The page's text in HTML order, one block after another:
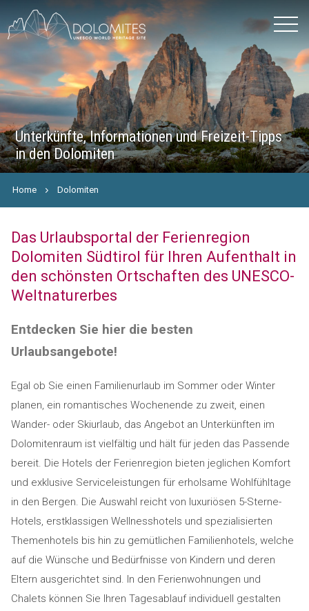
Unterkünfte, Informationen und Freizeit-Tipps
in den Dolomiten
Home Dolomiten
Das Urlaubsportal der Ferienregion
Dolomiten Südtirol für Ihren Aufenthalt in
den schönsten Ortschaften des UNESCO-
Weltnaturerbes
Entdecken Sie hier die besten
Urlaubsangebote!
Egal ob Sie einen Familienurlaub im Sommer oder Winter
planen, ein romantisches Wochenende zu zweit, einen
Wander- oder Skiurlaub, das Angebot an Unterkünften im
Dolomitenraum ist vielfältig und hält für jeden das Passende
bereit. Die Hotels der Ferienregion bieten jeglichen Komfort
und exklusive Serviceleistungen für erholsame Wohlfühltage
in den Bergen. Die Auswahl reicht von luxuriösen 5-Sterne-
Hotels, erstklassigen Wellnesshotels und spezialisierten
Themenhotels bis hin zu gemütlichen Familienhotels, welche
auf die Wünsche und Bedürfnisse von Kindern und deren
Eltern ausgerichtet sind. In den Ferienwohnungen und
Chalets können Sie Ihren Tagesablauf individuell gestalten